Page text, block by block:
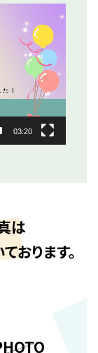
03:20
は
おります。